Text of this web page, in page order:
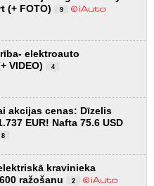
(+ FOTO)
9
elektroauto
VIDEO)
4
akcijas cenas: Dīzelis
EUR! Nafta 75.6 USD
8
kravinieka
ražošanu
2